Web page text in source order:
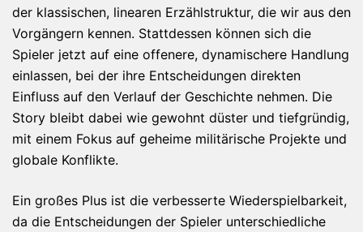
der klassischen, linearen Erzählstruktur, die wir aus den
Vorgängern kennen. Stattdessen können sich die
Spieler jetzt auf eine offenere, dynamischere Handlung
einlassen, bei der ihre Entscheidungen direkten
Einfluss auf den Verlauf der Geschichte nehmen. Die
Story bleibt dabei wie gewohnt düster und tiefgründig,
mit einem Fokus auf geheime militärische Projekte und
globale Konflikte.
Ein großes Plus ist die verbesserte Wiederspielbarkeit,
da die Entscheidungen der Spieler unterschiedliche